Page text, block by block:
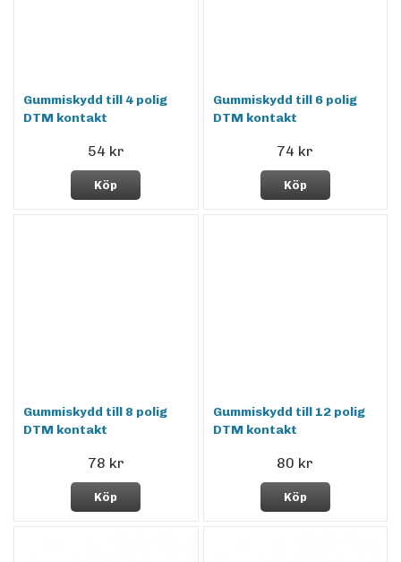
Gummiskydd till 4 polig
DTM kontakt
54 kr
Köp
Gummiskydd till 6 polig
DTM kontakt
74 kr
Köp
Gummiskydd till 8 polig
DTM kontakt
78 kr
Köp
Gummiskydd till 12 polig
DTM kontakt
80 kr
Köp